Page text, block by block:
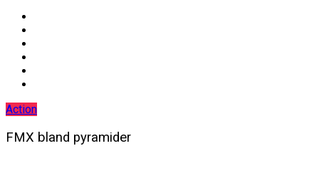
Action
FMX bland pyramider